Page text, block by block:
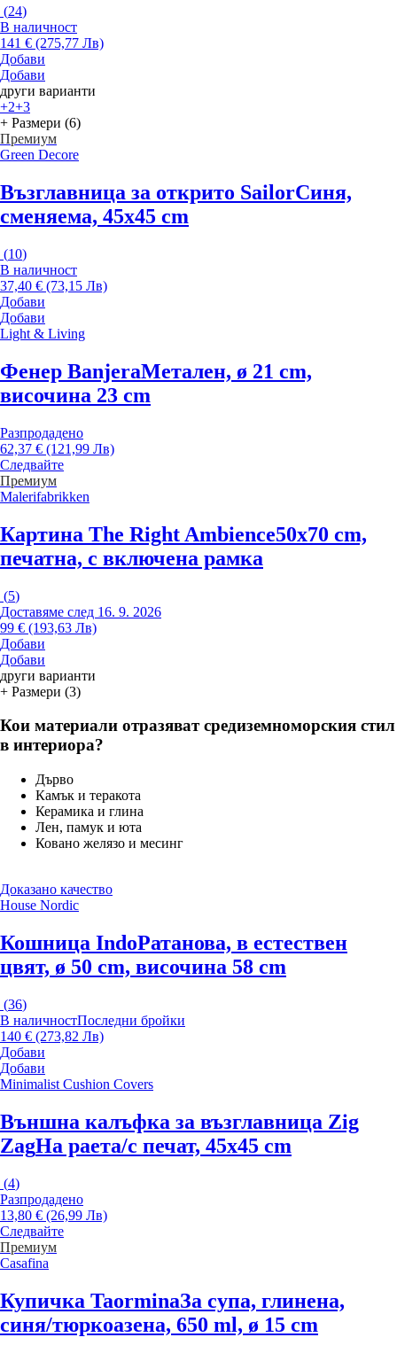
(24)
В наличност
141 € (275,77 Лв)
Добави
Добави
други варианти
+2+3
+ Размери (6)
Премиум
Green Decore
Възглавница за открито SailorСиня,
сменяема, 45x45 cm
(10)
В наличност
37,40 € (73,15 Лв)
Добави
Добави
Light & Living
Фенер BanjeraМетален, ø 21 cm,
височина 23 cm
Разпродадено
62,37 € (121,99 Лв)
Следвайте
Премиум
Malerifabrikken
Картина The Right Ambience50x70 cm,
печатна, с включена рамка
(5)
Доставяме след 16. 9. 2026
99 € (193,63 Лв)
Добави
Добави
други варианти
+ Размери (3)
Кои материали отразяват средиземноморския стил
в интериора?
Дърво
Камък и теракота
Керамика и глина
Лен, памук и юта
Ковано желязо и месинг
Доказано качество
House Nordic
Кошница IndoРатанова, в естествен
цвят, ø 50 cm, височина 58 cm
(36)
В наличностПоследни бройки
140 € (273,82 Лв)
Добави
Добави
Minimalist Cushion Covers
Външна калъфка за възглавница Zig
ZagНа раета/с печат, 45x45 cm
(4)
Разпродадено
13,80 € (26,99 Лв)
Следвайте
Премиум
Casafina
Купичка TaorminaЗа супа, глинена,
синя/тюркоазена, 650 ml, ø 15 cm